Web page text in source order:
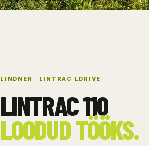
LINDNER · LINTRAC LDRIVE
LINTRAC 110
LOODUD TÖÖKS.